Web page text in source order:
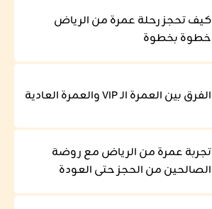
كيف تحجز رحلة عمرة من الرياض
خطوة بخطوة
الفرق بين العمرة الـ VIP والعمرة العادية
تجربة عمرة من الرياض مع روضة
الصالحين من الحجز حتى العودة